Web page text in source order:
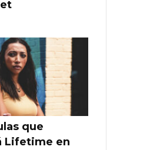
que
Lifetime en